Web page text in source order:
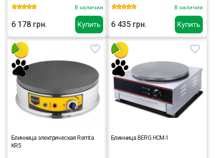
Купить
В наличии
6 178 грн. Купить
В наличии
6 435 грн.
Блинница электрическая Remta
KR5
Блинница BERG HCM-1